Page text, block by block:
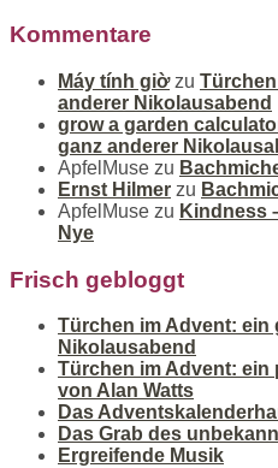
Kommentare
Máy tính giờzu
anderer Nikolausabend
grow a garden
ganz anderer
ApfelMuse zu
Ernst Hilmer zu
ApfelMuse zu Kindness
Nye
Frisch gebloggt
Türchen im Advent: ein
Nikolausabend
Türchen im Advent: ein
von Alan Watts
Das
Das Grab des
Ergreifende Musik